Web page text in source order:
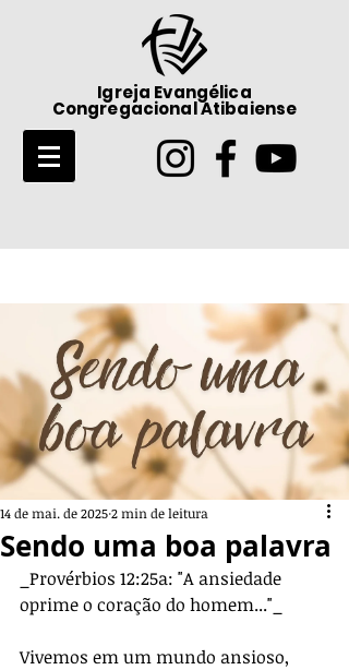
Igreja Evangélica
Congregacional Atibaiense
Sendo uma boa palavra
14 de mai. de 20252 min de leitura
_Provérbios 12:25a: "A ansiedade
oprime o coração do homem..."_
Vivemos em um mundo ansioso,